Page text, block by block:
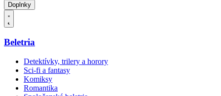
Doplnky
Beletria
Detektívky, trilery a horory
Sci-fi a fantasy
Komiksy
Romantika